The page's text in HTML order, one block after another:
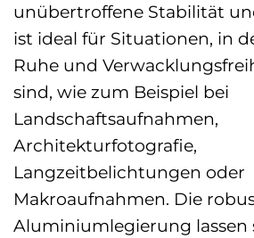
unübertroffene Stabilität
ist ideal für Situationen, in
Ruhe und
sind, wie zum Beispiel bei
Landschaftsaufnahmen,
Architekturfotografie,
Langzeitbelichtungen oder
Makroaufnahmen. Die
Aluminiumlegierung lassen